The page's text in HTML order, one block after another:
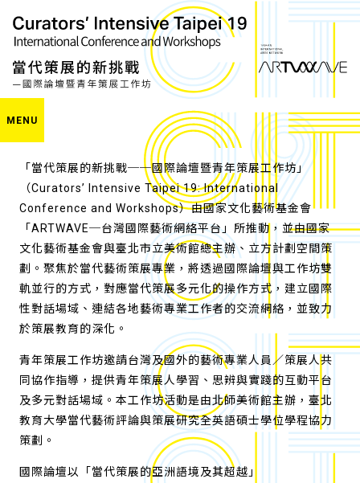
MENU
「當代策展的新挑戰──國際論壇暨青年策展工作坊」
（Curators’ Intensive Taipei 19: International
Conference and Workshops）由國家文化藝術基金會
「ARTWAVE─台灣國際藝術網絡平台」所推動，並由國家
文化藝術基金會與臺北市立美術館總主辦、立方計劃空間策
劃。聚焦於當代藝術策展專業，將透過國際論壇與工作坊雙
軌並行的方式，對應當代策展多元化的操作方式，建立國際
性對話場域、連結各地藝術專業工作者的交流網絡，並致力
於策展教育的深化。
青年策展工作坊邀請台灣及國外的藝術專業人員／策展人共
同協作指導，提供青年策展人學習、思辨與實踐的互動平台
及多元對話場域。本工作坊活動是由北師美術館主辦，臺北
教育大學當代藝術評論與策展研究全英語碩士學位學程協力
策劃。
國際論壇以「當代策展的亞洲語境及其超越」